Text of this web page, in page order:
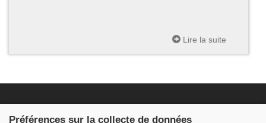
Lire la suite
Préférences sur la collecte de données